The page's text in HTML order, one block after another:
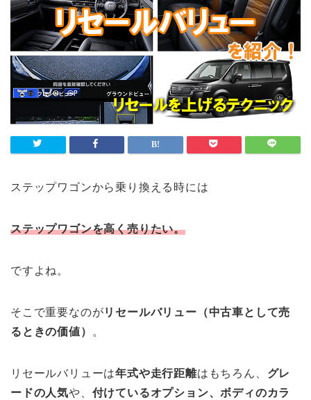
ステップワゴンから乗り換える時には
ステップワゴンを高く売りたい。
ですよね。
そこで重要なのがリセールバリュー（中古車として売
るときの価値）
。
リセールバリューは年式や走行距離はもちろん、 グレ
ードの人気や、 付けているオプション、ボディのカラ